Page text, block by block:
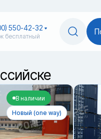
550-42-32
бесплатный
В наличии
Новый (one way)